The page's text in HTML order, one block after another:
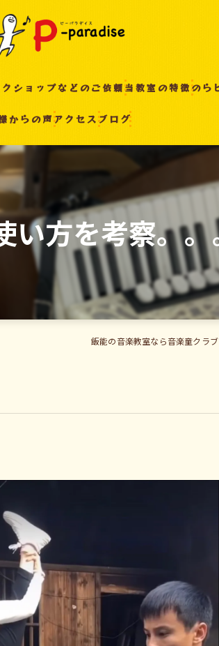
ショップなどのご依頼当教室の特徴
非認知能力
ピアノ
のら
からの声アクセスブログ
い方を考察。
飯能の音楽教室なら音楽童クラ